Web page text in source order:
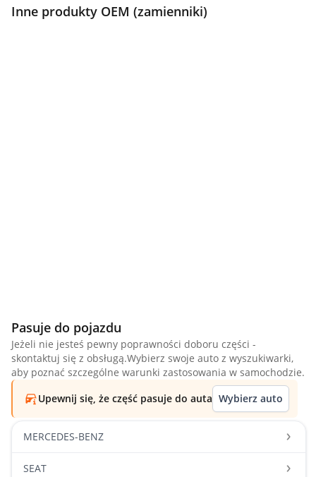
Inne produkty OEM (zamienniki)
Pasuje do pojazdu
Jeżeli nie jesteś pewny poprawności doboru części -
skontaktuj się z obsługą.Wybierz swoje auto z wyszukiwarki,
aby poznać szczególne warunki zastosowania w samochodzie.
Upewnij się, że część pasuje do auta Wybierz auto
MERCEDES-BENZ
SEAT